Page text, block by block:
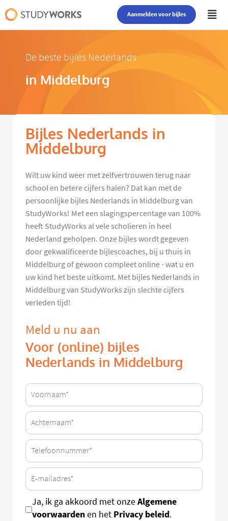
Aanmelden voor bijles
De beste bijles Nederlands
in Middelburg
Bijles Nederlands in
Middelburg
Wilt uw kind weer met zelfvertrouwen terug naar
school en betere cijfers halen? Dat kan met de
persoonlijke bijles Nederlands in Middelburg van
StudyWorks! Met een slagingspercentage van 100%
heeft StudyWorks al vele scholieren in heel
Nederland geholpen. Onze bijles wordt gegeven
door gekwalificeerde bijlescoaches, bij u thuis in
Middelburg of gewoon compleet online - wat u en
uw kind het beste uitkomt. Met bijles Nederlands in
Middelburg van StudyWorks zijn slechte cijfers
verleden tijd!
Meld u nu aan
Voor (online) bijles
Nederlands in Middelburg
Ja, ik ga akkoord met onzeAlgemene
voorwaardenen het Privacy beleid.